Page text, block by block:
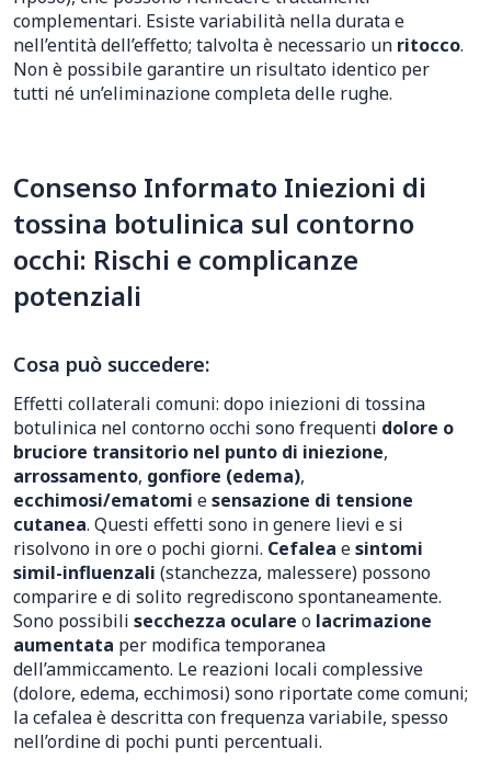
complementari. Esiste variabilità nella durata e
nell’entità dell’effetto; talvolta è necessario un ritocco.
Non è possibile garantire un risultato identico per
tutti né un’eliminazione completa delle rughe.
Consenso Informato Iniezioni di
tossina botulinica sul contorno
occhi: Rischi e complicanze
potenziali
Cosa può succedere:
Effetti collaterali comuni: dopo iniezioni di tossina
botulinica nel contorno occhi sono frequenti dolore o
bruciore transitorio nel punto di iniezione,
arrossamento, gonfiore (edema),
ecchimosi/ematomi esensazione di tensione
cutanea. Questi effetti sono in genere lievi e si
risolvono in ore o pochi giorni. Cefalea esintomi
simil-influenzali (stanchezza, malessere) possono
comparire e di solito regrediscono spontaneamente.
Sono possibili secchezza oculare o lacrimazione
aumentata per modifica temporanea
dell’ammiccamento. Le reazioni locali complessive
(dolore, edema, ecchimosi) sono riportate come comuni;
la cefalea è descritta con frequenza variabile, spesso
nell’ordine di pochi punti percentuali.